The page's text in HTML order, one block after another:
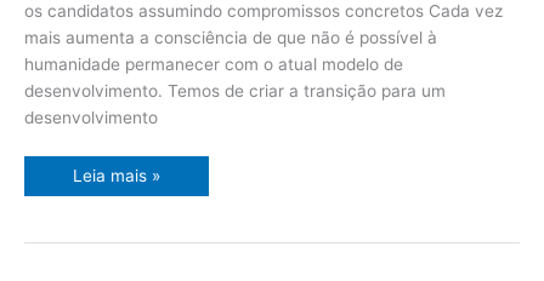
os candidatos assumindo compromissos concretos Cada vez
mais aumenta a consciência de que não é possível à
humanidade permanecer com o atual modelo de
desenvolvimento. Temos de criar a transição para um
desenvolvimento
Leia mais »